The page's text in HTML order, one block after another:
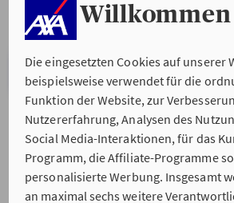
Willkommen
Die eingesetzten Cookies auf unserer
beispielsweise verwendet für die
Funktion der Website, zur
Nutzererfahrung, Analysen des
Social Media-Interaktionen, für das
Programm, die Affiliate-Programme
personalisierte Werbung. Insgesamt
an maximal sechs weitere
VERSTANDEN &